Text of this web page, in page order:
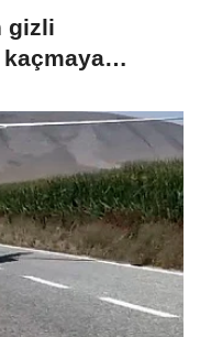
gizli
kaçmaya